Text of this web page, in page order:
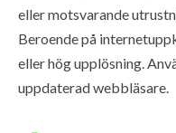
eller motsvarande
Beroende på
eller hög upplösning.
uppdaterad webbläsare.